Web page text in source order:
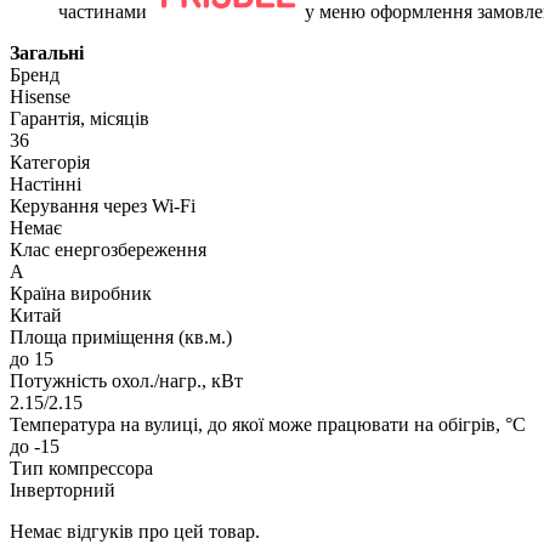
частинами
у меню оформлення
Загальні
Бренд
Hisense
Гарантія, місяців
36
Категорія
Настінні
Керування через Wi-Fi
Немає
Клас енергозбереження
А
Країна виробник
Китай
Площа приміщення (кв.м.)
до 15
Потужність охол./нагр., кВт
2.15/2.15
Температура на вулиці, до якої може працювати на обігрів, °C
до -15
Тип компрессора
Інверторний
Немає відгуків про цей товар.